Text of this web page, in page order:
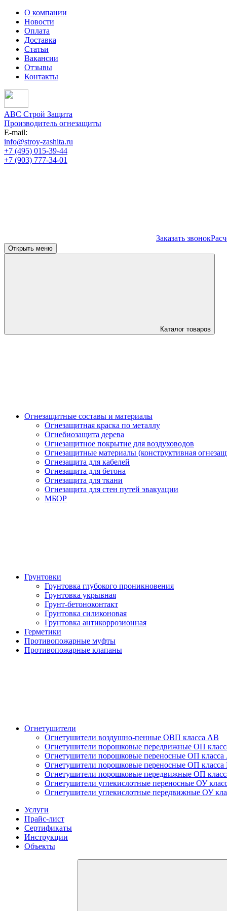
О компании
Новости
Оплата
Доставка
Статьи
Вакансии
Отзывы
Контакты
АВС Строй Защита
Производитель огнезащиты
E-mail:
info@stroy-zashita.ru
+7 (495) 015-39-44
+7 (903) 777-34-01
Заказать звонок
Открыть меню
Каталог товаров
Огнезащитные составы и материалы
Огнезащитная краска по металлу
Огнебиозащита дерева
Огнезащитное покрытие для воздуховодов
Огнезащитные материалы (конструктивная
Огнезащита для кабелей
Огнезащита для бетона
Огнезащита для ткани
Огнезащита для стен путей эвакуации
МБОР
Грунтовки
Грунтовка глубокого проникновения
Грунтовка укрывная
Грунт-бетоноконтакт
Грунтовка силиконовая
Грунтовка антикоррозионная
Герметики
Противопожарные муфты
Противопожарные клапаны
Огнетушители
Огнетушители воздушно-пенные ОВП класса АВ
Огнетушители порошковые передвижные ОП
Огнетушители порошковые переносные ОП
Огнетушители порошковые переносные ОП
Огнетушители порошковые передвижные ОП
Огнетушители углекислотные переносные ОУ
Огнетушители углекислотные передвижные ОУ
Услуги
Прайс-лист
Сертификаты
Инструкции
Объекты